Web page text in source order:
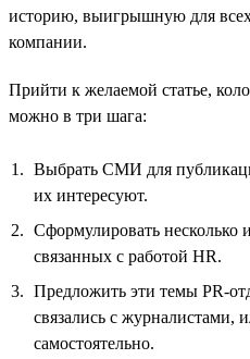
историю, выигрышную для
компании.
Прийти к желаемой статье,
можно в три шага:
Выбрать СМИ для
их интересуют.
Сформулировать
связанных с работой HR.
Предложить эти темы PR-
связались с
самостоятельно.